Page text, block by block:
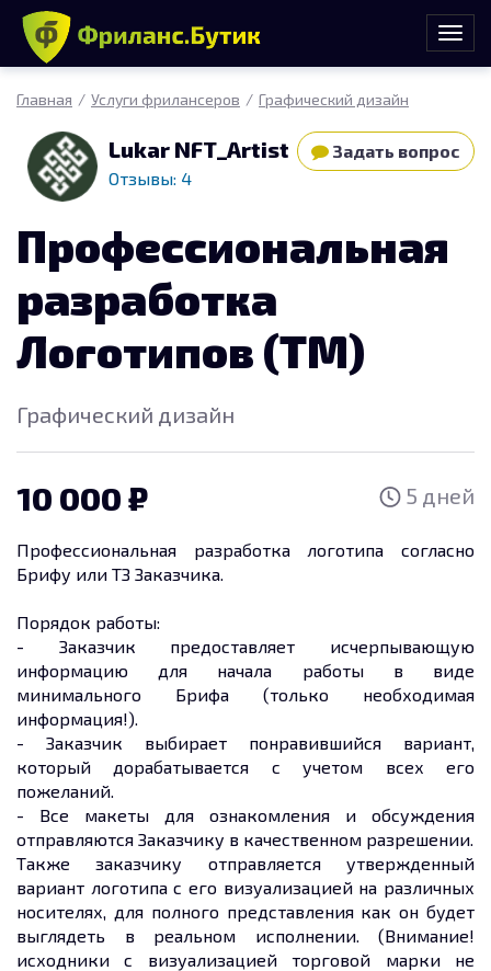
Главная Услуги фрилансеров Графический дизайн
Задать вопрос
Lukar NFT_Artist
Отзывы: 4
Профессиональная
разработка
Логотипов (ТМ)
Графический дизайн
10 000 5 дней
Профессиональная разработка логотипа согласно
Брифу или ТЗ Заказчика.
Порядок работы:
- Заказчик предоставляет исчерпывающую
информацию для начала работы в виде
минимального Брифа (только необходимая
информация!).
- Заказчик выбирает понравившийся вариант,
который дорабатывается с учетом всех его
пожеланий.
- Все макеты для ознакомления и обсуждения
отправляются Заказчику в качественном разрешении.
Также заказчику отправляется утвержденный
вариант логотипа с его визуализацией на различных
носителях, для полного представления как он будет
выглядеть в реальном исполнении. (Внимание!
исходники с визуализацией торговой марки не